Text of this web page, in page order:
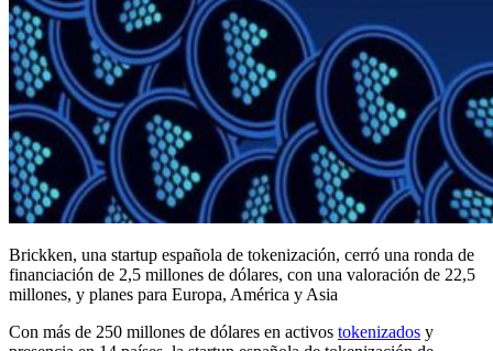
Brickken, una startup española de tokenización, cerró una ronda de
financiación de 2,5 millones de dólares, con una valoración de 22,5
millones, y planes para Europa, América y Asia
Con más de 250 millones de dólares en activos tokenizados y